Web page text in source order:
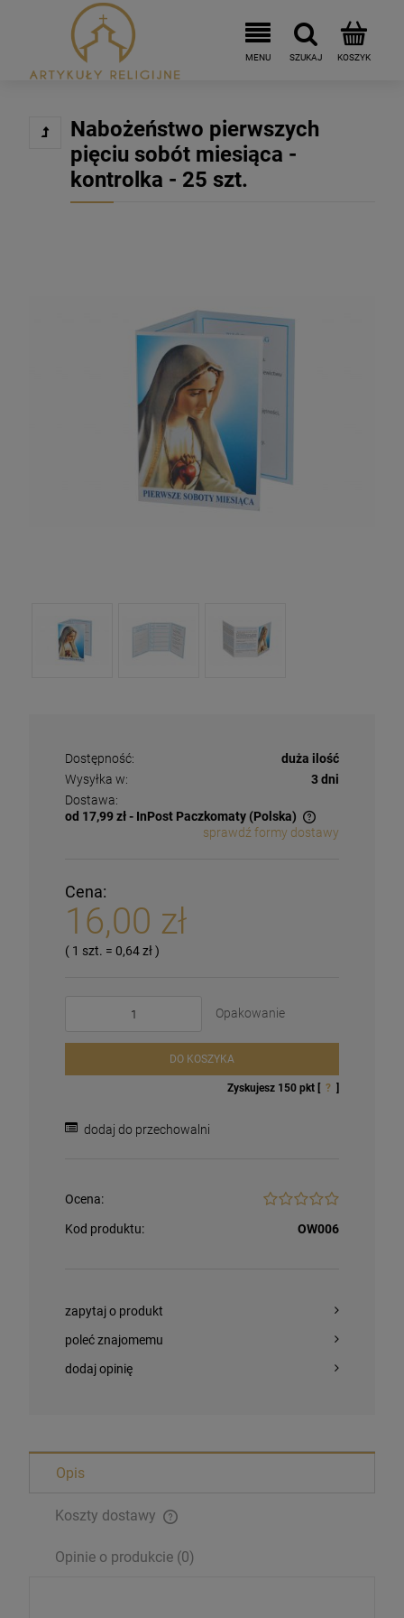
16,00 zł
DO KOSZYKA
Nabożeństwo pierwszych
pięciu sobót miesiąca -
kontrolka - 25 szt.
Dostępność:
duża ilość
Wysyłka w:
3 dni
Dostawa:
od 17,99 zł- InPost Paczkomaty (Polska)
sprawdź formy dostawy
Cena:
16,00 zł
( 1 szt. = 0,64 zł)
Opakowanie
DO KOSZYKA
Zyskujesz 150 pkt [ ? ]
dodaj do przechowalni
Ocena:
Kod produktu: OW006
zapytaj o produkt
poleć znajomemu
dodaj opinię
Opis
Koszty dostawy
Opinie o produkcie (0)